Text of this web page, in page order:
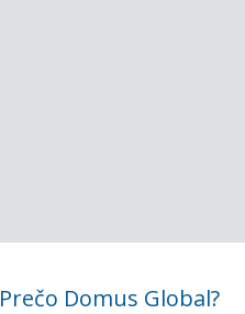
Prečo Domus Global?